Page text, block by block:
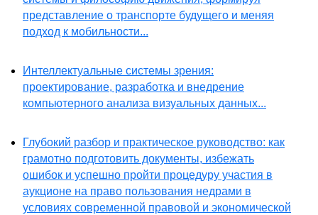
представление о транспорте будущего и меняя
подход к мобильности...
Интеллектуальные системы зрения:
проектирование, разработка и внедрение
компьютерного анализа визуальных данных...
Глубокий разбор и практическое руководство: как
грамотно подготовить документы, избежать
ошибок и успешно пройти процедуру участия в
аукционе на право пользования недрами в
условиях современной правовой и экономической